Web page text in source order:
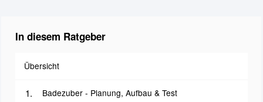
In diesem Ratgeber
Übersicht
Badezuber - Planung, Aufbau & Test